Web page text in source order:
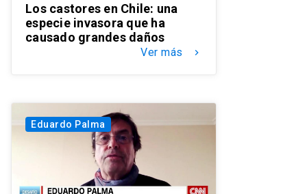
Los castores en Chile: una
especie invasora que ha
causado grandes daños
Ver más keyboard_arrow_right
Eduardo Palma